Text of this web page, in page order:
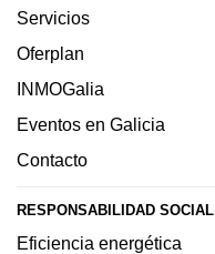
Servicios
Oferplan
INMOGalia
Eventos en Galicia
Contacto
RESPONSABILIDAD SOCIAL
Eficiencia energética